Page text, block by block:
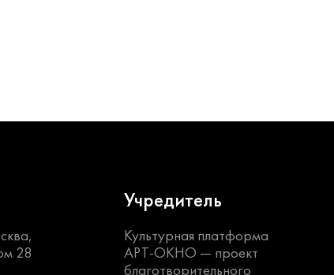
28
Учредитель
Культурная платформа
АРТ-ОКНО — проект
благотворительного